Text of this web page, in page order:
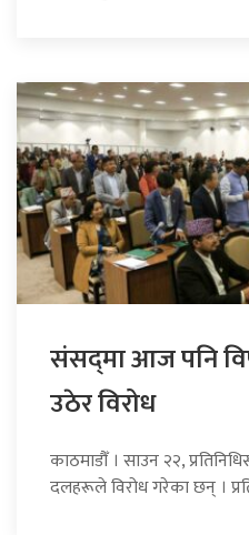
संसद्‍मा आज पनि
उठेर विरोध
काठमाडौँ । साउन २२,
दलहरूले विरोध गरेका छन् ।